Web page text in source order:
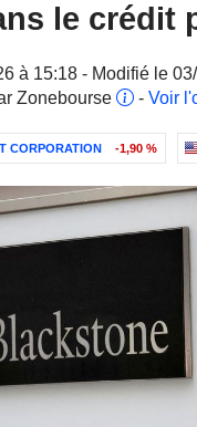
le crédit
à 15:18 - Modifié le
Zonebourse
- Voir
CORPORATION -1,90 %